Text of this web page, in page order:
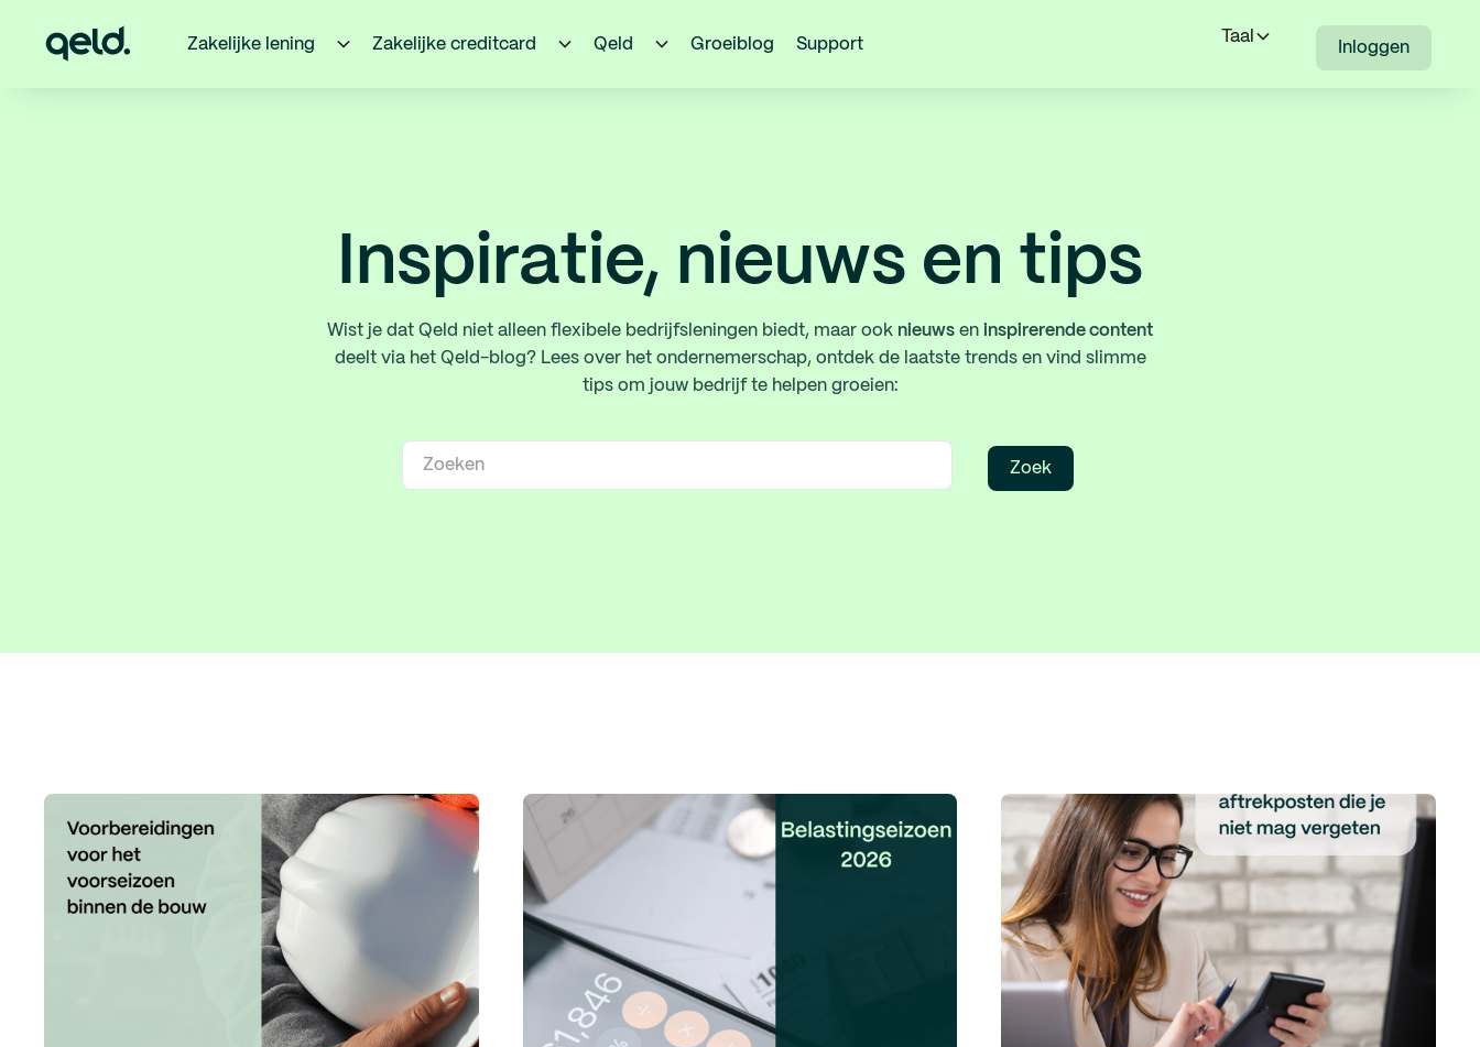
Zakelijke lening Zakelijke creditcard Qeld Groeiblog Support Taal
Inloggen
Inspiratie, nieuws en tips
Wist je dat Qeld niet alleen flexibele bedrijfsleningen biedt, maar ook nieuws en inspirerende content
deelt via het Qeld-blog? Lees over het ondernemerschap, ontdek de laatste trends en vind slimme
tips om jouw bedrijf te helpen groeien: